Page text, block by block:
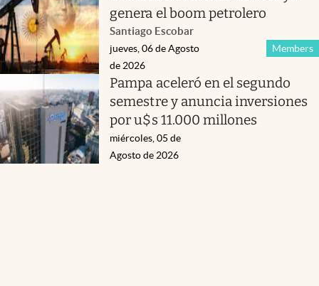
genera el boom petrolero
Santiago Escobar
Members
jueves, 06 de Agosto
de 2026
Pampa aceleró en el segundo
semestre y anuncia inversiones
por u$s 11.000 millones
miércoles, 05 de
Agosto de 2026